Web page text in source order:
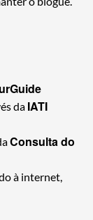
da IATI
Consulta do
à internet,